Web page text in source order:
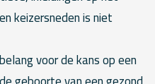
keizersneden is niet
voor de kans op een